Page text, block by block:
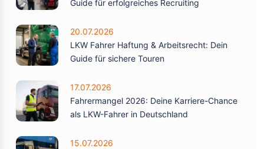
Guide für erfolgreiches Recruiting
20.07.2026
LKW Fahrer Haftung & Arbeitsrecht: Dein
Guide für sichere Touren
17.07.2026
Fahrermangel 2026: Deine Karriere-Chance
als LKW-Fahrer in Deutschland
15.07.2026